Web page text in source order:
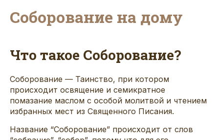
Соборование на дому
Что такое Соборование?
Соборование — Таинство, при котором
происходит освящение и семикратное
помазание маслом с особой молитвой и чтением
избранных мест из Священного Писания.
Название “Соборование” происходит от слов